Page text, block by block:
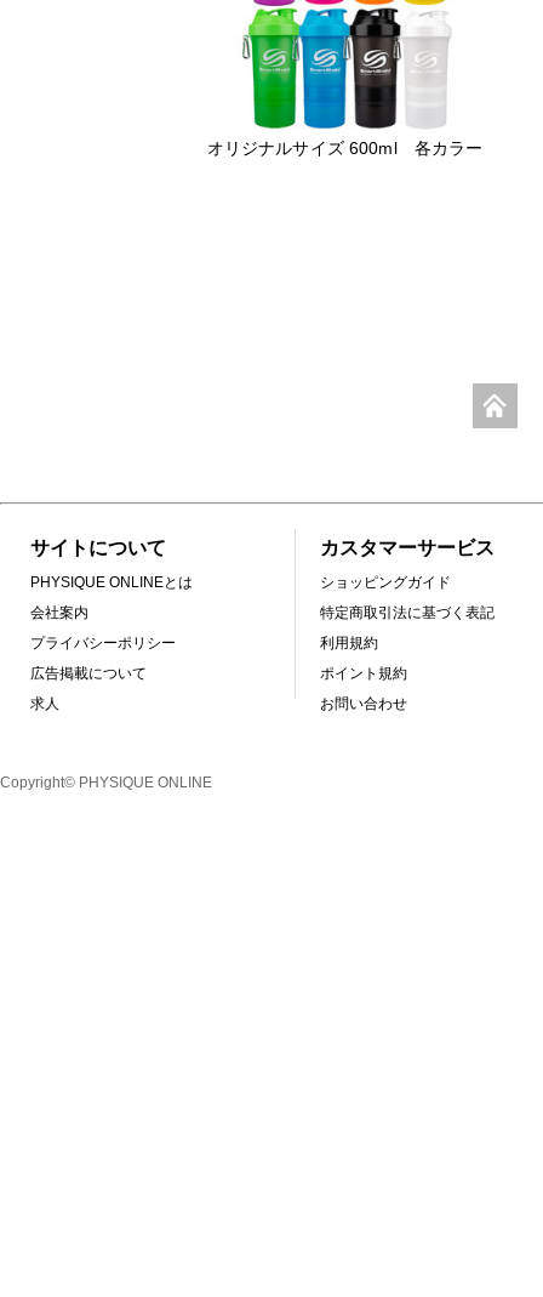
オリジナルサイズ 600ml 各カラー
サイトについて
PHYSIQUE ONLINEとは
会社案内
プライバシーポリシー
広告掲載について
求人
カスタマーサービス
ショッピングガイド
特定商取引法に基づく表記
利用規約
ポイント規約
お問い合わせ
Copyright© PHYSIQUE ONLINE